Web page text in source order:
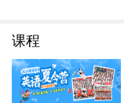
课程